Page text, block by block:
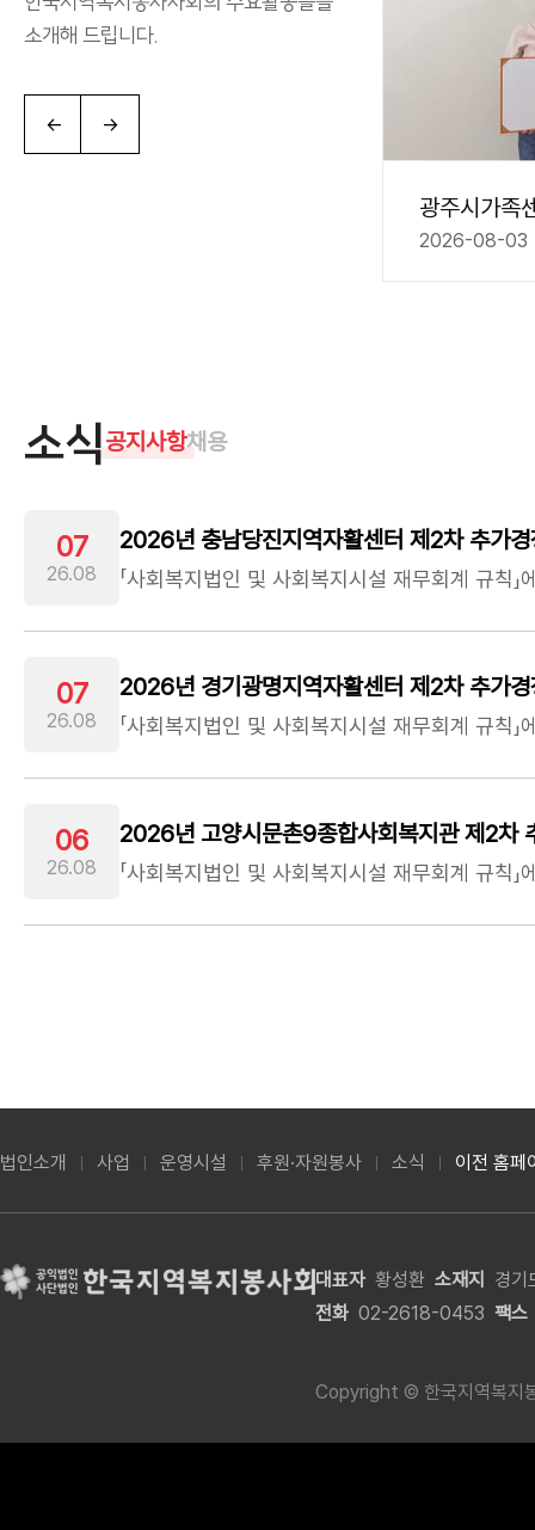
소개해 드립니다.
← →
2026-08-03
소식공지사항채용
07
26.08
2026년 충남당진지역자활센터 제2차 추가경
07
26.08
2026년 경기광명지역자활센터 제2차 추가
06
26.08
2026년 고양시문촌9종합사회복지관 제2차
법인소개 사업 운영시설 후원·자원봉사 소식 이전 홈페
대표자 황성환 소재지
경
전화 02-2618-0453 팩스
Copyright © 한국지역복지